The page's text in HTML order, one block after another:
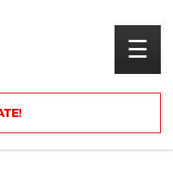
☰
difusión de